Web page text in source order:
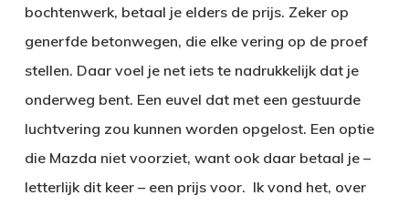
bochtenwerk, betaal je elders de prijs. Zeker op
generfde betonwegen, die elke vering op de proef
stellen. Daar voel je net iets te nadrukkelijk dat je
onderweg bent. Een euvel dat met een gestuurde
luchtvering zou kunnen worden opgelost. Een optie
die Mazda niet voorziet, want ook daar betaal je –
letterlijk dit keer – een prijs voor. Ik vond het, over